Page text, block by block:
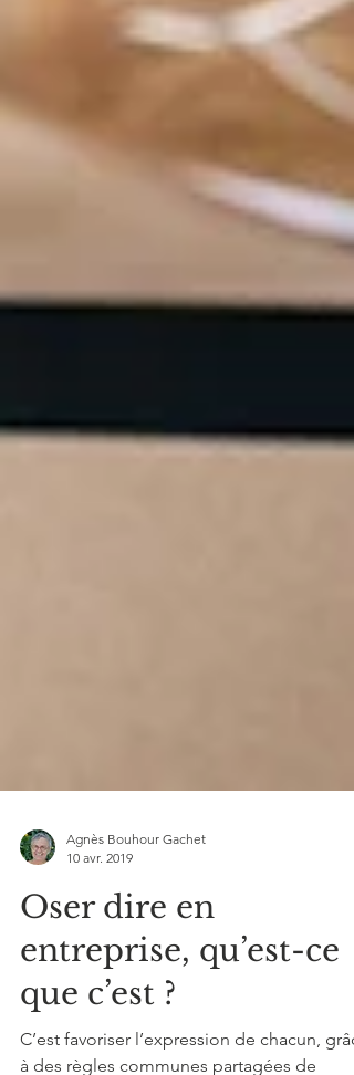
Agnès Bouhour Gachet
10 avr. 2019
Oser dire en
entreprise, qu’est-ce